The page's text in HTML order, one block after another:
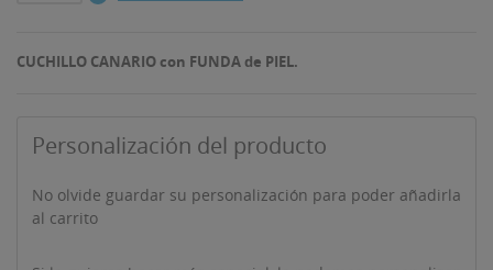
CUCHILLO CANARIO con FUNDA de PIEL.
Personalización del producto
No olvide guardar su personalización para poder añadirla
al carrito